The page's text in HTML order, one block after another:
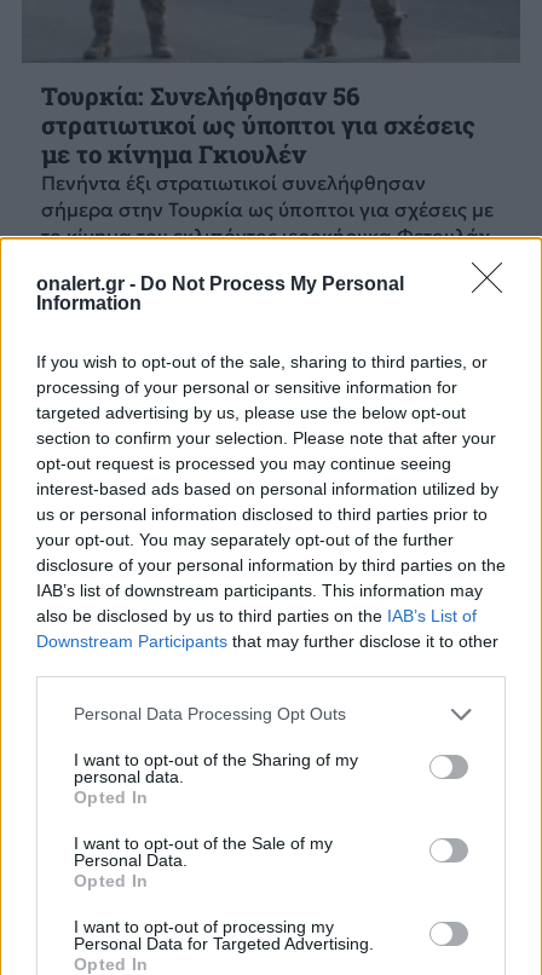
onalert.gr - Do Not Process My Personal
Information
If you wish to opt-out of the sale, sharing to third parties, or
processing of your personal or sensitive information for
targeted advertising by us, please use the below opt-out
section to confirm your selection. Please note that after your
opt-out request is processed you may continue seeing
interest-based ads based on personal information utilized by
us or personal information disclosed to third parties prior to
your opt-out. You may separately opt-out of the further
disclosure of your personal information by third parties on the
IAB’s list of downstream participants. This information may
also be disclosed by us to third parties on the IAB’s List of
Downstream Participants that may further disclose it to other
Personal Data Processing Opt Outs
I want to opt-out of the Sharing of my
personal data.
Opted In
I want to opt-out of the Sale of my
Personal Data.
Opted In
I want to opt-out of processing my
Personal Data for Targeted Advertising.
Opted In
Τουρκία: Συνελήφθησαν 56
στρατιωτικοί ως ύποπτοι για σχέσεις
με το κίνημα Γκιουλέν
Πενήντα έξι στρατιωτικοί συνελήφθησαν
σήμερα στην Τουρκία ως ύποπτοι για σχέσεις με
το κίνημα του εκλιπόντος ιεροκήρυκα Φετουλάχ
23 ΜΑΙ. 2025, 13:21
Μεξικό: Τέσσερις στρατιωτικοί
κρίθηκαν ένοχοι για την δολοφονία
πέντε αμάχων
Σύμφωνα με επίσημα δεδομένα, η βία που
συνδέεται με τα ναρκωτικά έχει στοιχίσει τη ζωή
σε πάνω από 480.000 ανθρώπους...
26 ΦΕΒ. 2025, 08:33